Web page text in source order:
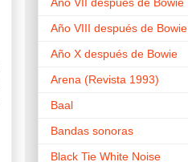
Año VIII después de Bowie
Año X después de Bowie
Arena (Revista 1993)
Baal
Bandas sonoras
Black Tie White Noise